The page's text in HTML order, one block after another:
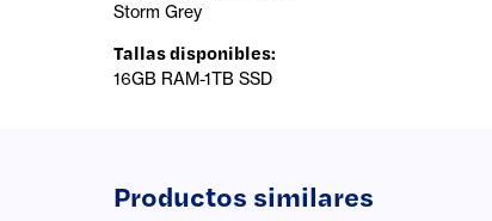
Storm Grey
Tallas disponibles:
16GB RAM-1TB SSD
Productos similares